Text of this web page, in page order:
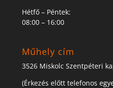
Hétfő – Péntek:
08:00 – 16:00
Műhely cím
3526 Miskolc Szentpéteri
(Érkezés előtt telefonos